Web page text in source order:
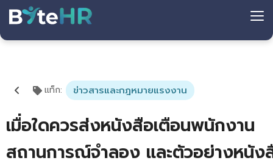
แท็ก: ข่าวสารและกฎหมายแรงงาน
เมื่อใดควรส่งหนังสือเตือนพนักงาน
สถานการณ์จำลอง และตัวอย่างหนัง